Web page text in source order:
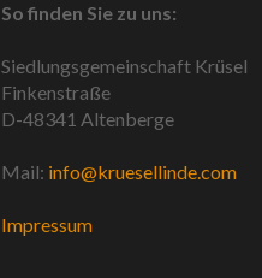
So finden Sie zu uns:
Siedlungsgemeinschaft Krüsel
Finkenstraße
D-48341 Altenberge
Mail: info@kruesellinde.com
Impressum